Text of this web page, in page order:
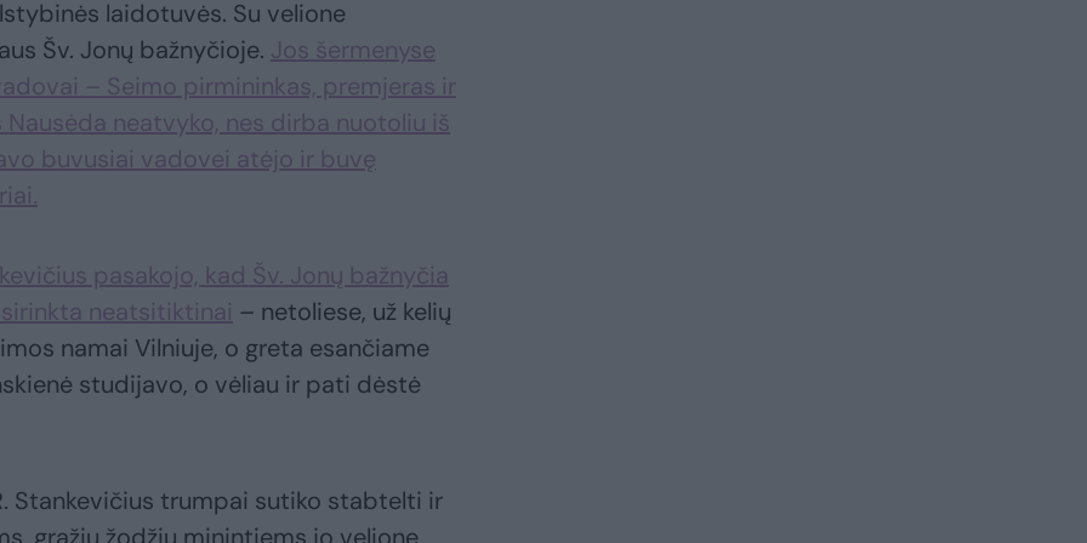
laidotuvės. Su velione
Šv. Jonų bažnyčioje. Jos šermenyse
– Seimo pirmininkas, premjeras ir
neatvyko, nes dirba nuotoliu iš
buvusiai vadovei atėjo ir buvę
pasakojo, kad Šv. Jonų bažnyčia
neatsitiktinai – netoliese, už kelių
namai Vilniuje, o greta esančiame
studijavo, o vėliau ir pati dėstė
Stankevičius trumpai sutiko stabtelti ir
gražiu žodžiu minintiems jo velionę